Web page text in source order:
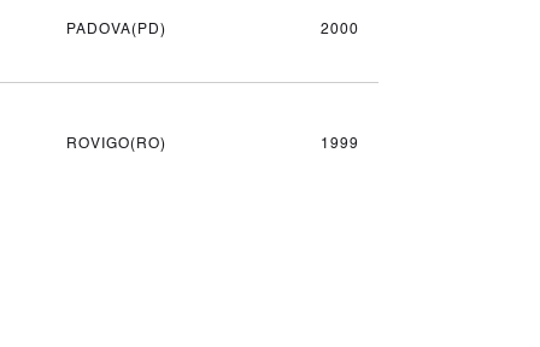
PADOVA(PD) 2000
ROVIGO(RO) 1999